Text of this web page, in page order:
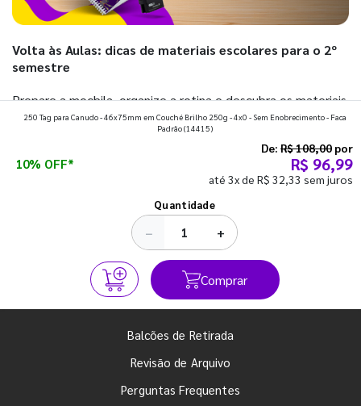
Volta às Aulas: dicas de materiais escolares para o 2º
semestre
Prepare a mochila, organize a rotina e descubra os materiais
que fazem toda diferença para começar o segundo
250 Tag para Canudo - 46x75mm em Couché Brilho 250g - 4x0 - Sem Enobrecimento - Faca
Padrão(14415)
10% OFF*
De: R$ 108,00 por
R$ 96,99
até 3x de R$ 32,33 sem juros
Quantidade
− +
Comprar
Balcões de Retirada
Revisão de Arquivo
Perguntas Frequentes